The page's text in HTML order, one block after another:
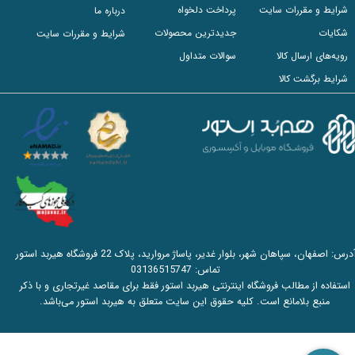
شرایط و مقررات سایت
شکایات
رویه‌های ارسال کالا
شرایط برگشت کالا
پرداخت دلخواه
جدیدترین محصولات
سوالات متداول
درباره ما
شرایط و مقررات سایت
آدرس: اصفهان، سپاهان شهر، بلوار غدیر، پاساژ مروارید، پلاک 22 فروشگاه هیربد استور
تماس: 03136515747
استفاده از مطالب فروشگاه اینترنتی هیربد استور فقط برای مقاصد غیرتجاری و با ذکر
منبع بلامانع است. کلیه حقوق این سایت متعلق به هیربد استور می‌باشد.​​​​​​​